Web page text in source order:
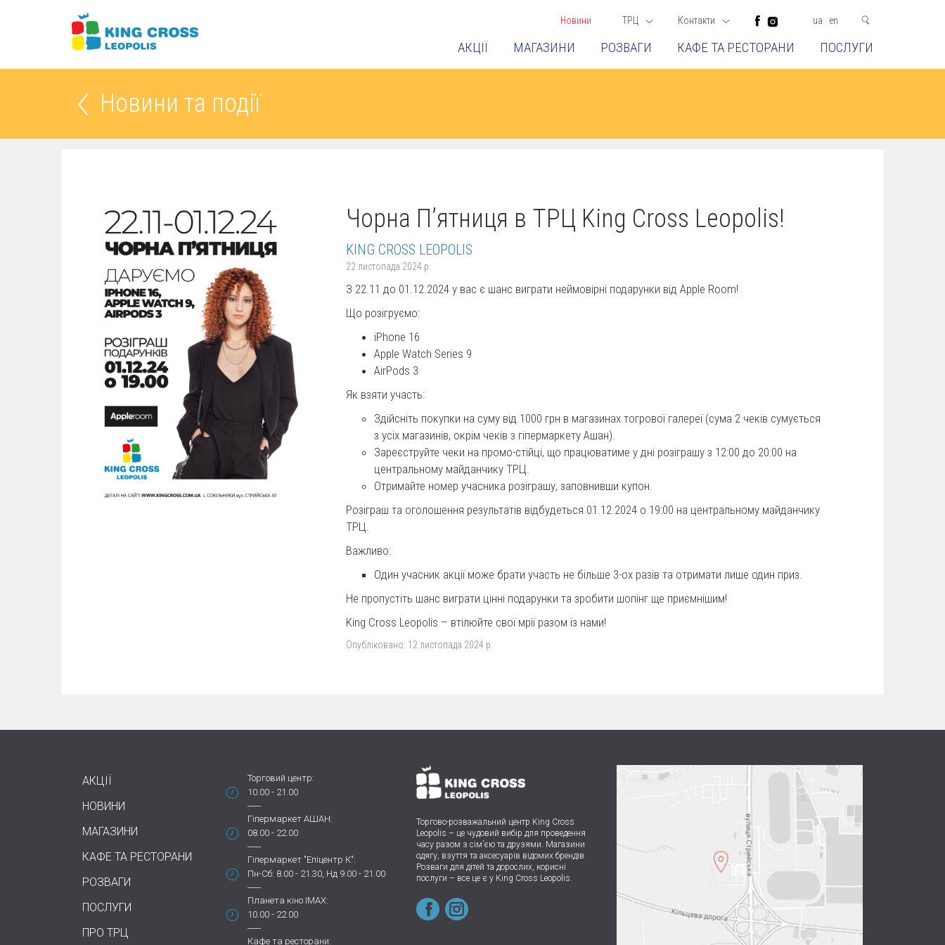
Новини ТРЦ Контакти ua en
АКЦІЇ МАГАЗИНИ РОЗВАГИ КАФЕ ТА РЕСТОРАНИ ПОСЛУГИ
Новини та події
Чорна П’ятниця в ТРЦ King Cross Leopolis!
KING CROSS LEOPOLIS
22 листопада 2024 р.
З 22.11 до 01.12.2024 у вас є шанс виграти неймовірні подарунки від Apple Room!
Що розігруємо:
iPhone 16
Apple Watch Series 9
AirPods 3
Як взяти участь:
Здійсніть покупки на суму від 1000 грн в магазинах тогрової галереї (сума 2 чеків сумується
з усіх магазинів, окрім чеків з гіпермаркету Ашан).
Зареєструйте чеки на промо-стійці, що працюватиме у дні розіграшу з 12:00 до 20:00 на
центральному майданчику ТРЦ.
Отримайте номер учасника розіграшу, заповнивши купон.
Розіграш та оголошення результатів відбудеться 01.12.2024 о 19:00 на центральному майданчику
ТРЦ.
Важливо:
Один учасник акції може брати участь не більше 3-ох разів та отримати лише один приз.
Не пропустіть шанс виграти цінні подарунки та зробити шопінг ще приємнішим!
King Cross Leopolis – втілюйте свої мрії разом із нами!
Опубліковано: 12 листопада 2024 р.
АКЦІЇ
НОВИНИ
МАГАЗИНИ
КАФЕ ТА РЕСТОРАНИ
РОЗВАГИ
ПОСЛУГИ
ПРО ТРЦ
Торговий центр:
10.00 - 21.00
Гіпермаркет АШАН:
08.00 - 22.00
Гіпермаркет "Епіцентр К":
Пн-Сб: 8.00 - 21.30, Нд 9.00 - 21.00
Планета кіно IMAX:
10.00 - 22.00
Кафе та ресторани:
Торгово-розважальний центр King Cross
Leopolis – це чудовий вибір для проведення
часу разом з сім’єю та друзями. Магазини
одягу, взуття та аксесуарів відомих брендів.
Розваги для дітей та дорослих, корисні
послуги – все це є у King Cross Leopolis.